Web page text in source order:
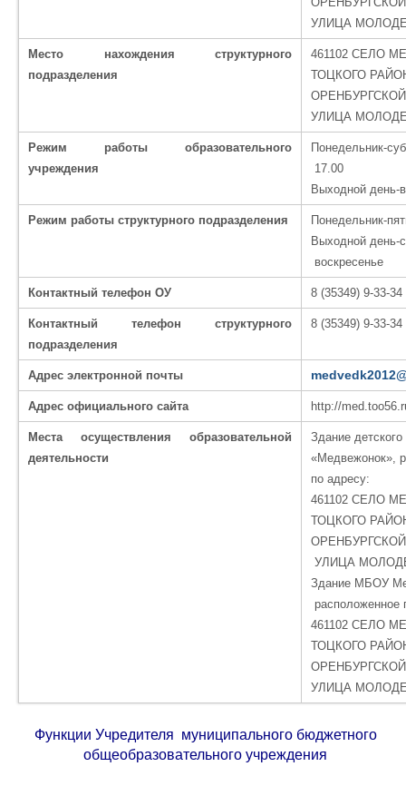
УЛИЦА
Место нахождения структурного
подразделения
461102 СЕЛО
ТОЦКОГО
УЛИЦА
Режим работы образовательного
учреждения
Понедельник-
17.00
Выходной день-
Режим работы структурного подразделения
Понедельник-
Выходной день-
воскресенье
Контактный телефон ОУ 8 (35349) 9-33-34
Контактный телефон структурного
подразделения
8 (35349) 9-33-34
Адрес электронной почты
Адрес официального сайта http://
Места осуществления образовательной
деятельности
Здание
«Медвежонок»,
по адресу:
461102 СЕЛО
ТОЦКОГО
УЛИЦА
Здание МБОУ
расположенное
461102 СЕЛО
ТОЦКОГО
УЛИЦА
Функции Учредителя муниципального бюджетного
общеобразовательного учреждения